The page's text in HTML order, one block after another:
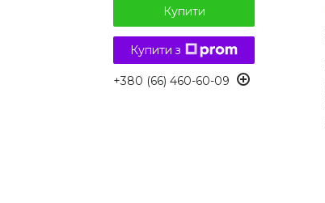
Купити
Купити з
+380 (66) 460-60-09